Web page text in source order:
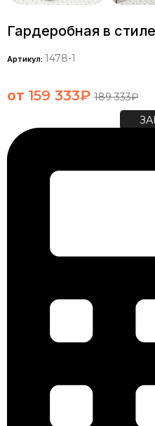
Гардеробная в
Артикул: 1478-1
от 159 333₽ 189 333₽